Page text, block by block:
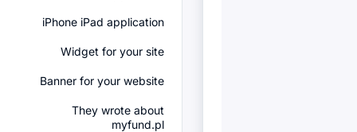
iPhone iPad application
Widget for your site
Banner for your website
They wrote about
myfund.pl